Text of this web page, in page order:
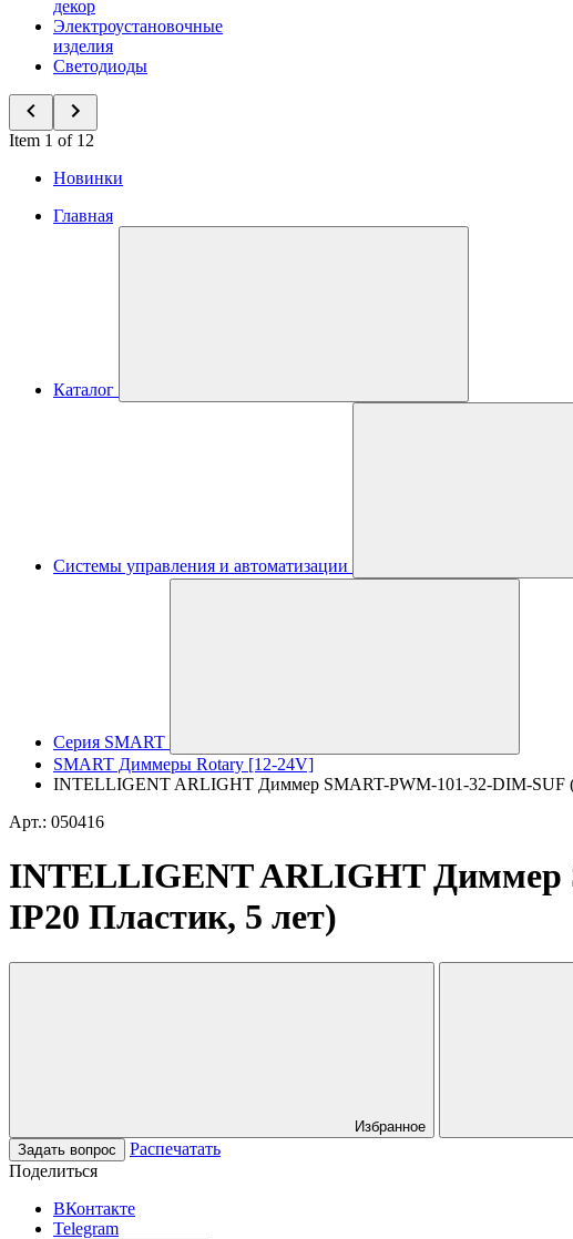
декор
Электроустановочные
изделия
Светодиоды
Item 1 of 12
Новинки
Главная
Каталог
Системы управления и автоматизации
Серия SMART
SMART Диммеры Rotary [12-24V]
INTELLIGENT ARLIGHT Диммер SMART-PWM-101-32-DIM-SUF
Арт.: 050416
INTELLIGENT ARLIGHT Диммер
IP20 Пластик, 5 лет)
Избранное
Задать вопрос
Распечатать
Поделиться
ВКонтакте
Telegram